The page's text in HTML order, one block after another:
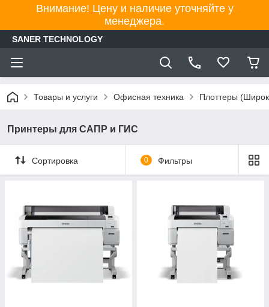
Внимание! Цену и наличие уточняйте у
менеджера.
SANER TECHNOLOGY
Товары и услуги Офисная техника Плоттеры
Принтеры для САПР и ГИС
Сортировка 0 Фильтры